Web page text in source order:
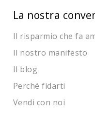
La nostra
Il risparmio che fa
Il nostro manifesto
Il blog
Perché fidarti
Vendi con noi